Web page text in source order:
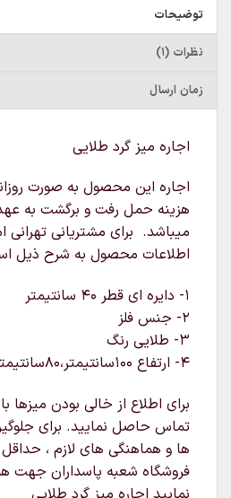
توضیحات
نظرات (1)
زمان ارسال
اجاره میز گرد طلایی
اجاره این محصول به صورت
هزینه حمل رفت و برگشت به
میباشد. برای مشتریانی تهرانی
اطلاعات محصول به شرح ذیل
۱- دایره ای قطر ۴۰ سانتیمتر
۲- جنس فلز
۳- طلایی رنگ
۴- ارتفاع ۱۰۰سانتیمتر،۸۰سانتیمتر
برای اطلاع از خالی بودن میزها
تماس حاصل نمایید. برای
فروشگاه شعبه پاسداران